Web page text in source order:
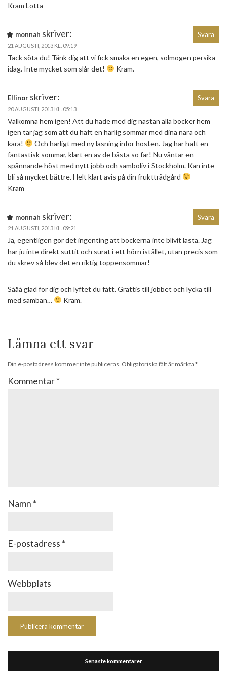
Kram Lotta
monnah skriver:
21 AUGUSTI, 2013 KL. 09:19
Tack söta du! Tänk dig att vi fick smaka en egen, solmogen persika
idag. Inte mycket som slår det!
Kram.
Svara
Ellinor skriver:
20 AUGUSTI, 2013 KL. 05:13
Välkomna hem igen! Att du hade med dig nästan alla böcker hem
igen tar jag som att du haft en härlig sommar med dina nära och
kära!
Och härligt med ny läsning inför hösten. Jag har haft en
fantastisk sommar, klart en av de bästa so far! Nu väntar en
spännande höst med nytt jobb och samboliv i Stockholm. Kan inte
bli så mycket bättre. Helt klart avis på din fruktträdgård
Kram
Svara
monnah skriver:
21 AUGUSTI, 2013 KL. 09:21
Ja, egentligen gör det ingenting att böckerna inte blivit lästa. Jag
har ju inte direkt suttit och surat i ett hörn istället, utan precis som
du skrev så blev det en riktig toppensommar!
Sååå glad för dig och lyftet du fått. Grattis till jobbet och lycka till
med samban…
Kram.
Svara
Lämna ett svar
Din e-postadress kommer inte publiceras. Obligatoriska fält är märkta *
Kommentar*
Namn *
E-postadress *
Webbplats
Senaste kommentarer